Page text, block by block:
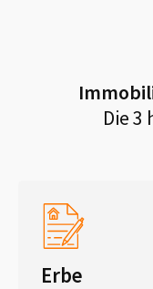
Die
Erbe